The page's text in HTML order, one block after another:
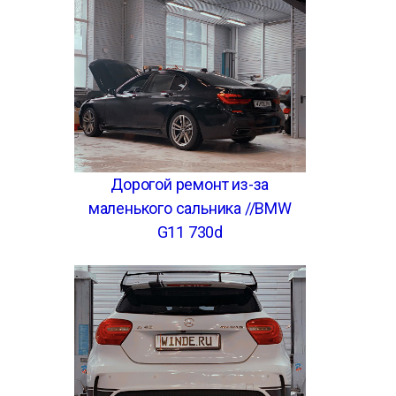
Дорогой ремонт из-за
маленького сальника //BMW
G11 730d